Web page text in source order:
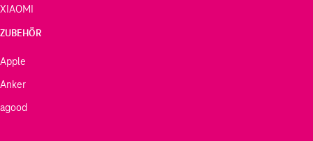
XIAOMI
ZUBEHÖR
Apple
Anker
agood